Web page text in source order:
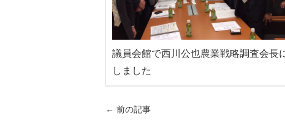
議員会館で西川公也農業戦略調査会長
しました
← 前の記事